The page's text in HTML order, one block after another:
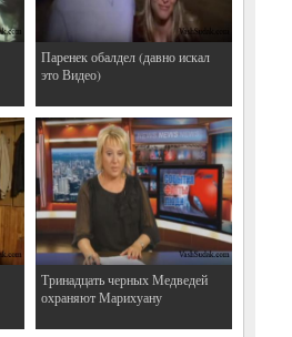
Паренек обалдел (давно искал
это Видео)
Тринадцать черных Медведей
охраняют Марихуану